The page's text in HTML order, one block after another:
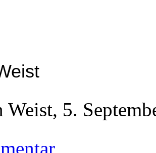
Weist, 5.